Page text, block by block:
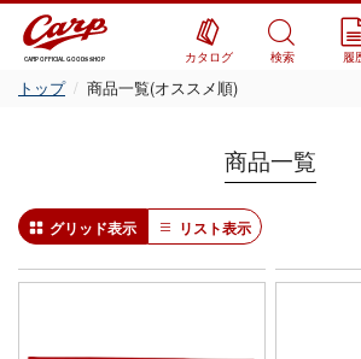
CARP OFFICIAL GOODS SHOP カタログ 検索 履
トップ 商品一覧(オススメ順)
商品一覧
グリッド表示 リスト表示